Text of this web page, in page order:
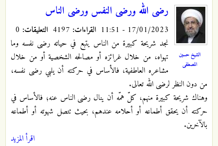
الشيخ حسين
المصطفى
رضى الله ورضى النفس ورضى الناس
17/01/2023 - 11:51 القراءات: التعليقات:
نجد شريحة كبيرة من الناس يتبع في حياته رضى نفسه وما
تهواه، من خلال غرائزه أو مصالحه الشخصية أو من خلال
مشاعره العاطفية، فالأساس في حركته أن يلبي رضى نفسه،
من دون النظر لرضى الله تعالى.
وهناك شريحة كبيرة منهم، كلّ همّه أن ينال رضى الناس عنه؛ فالأساس في
حركته أن يحقق أطماعه أو أحلامه عندهم، بحيث تتصل شهوته أو أطماعه
بالآخرين.
اقرأ المزيد